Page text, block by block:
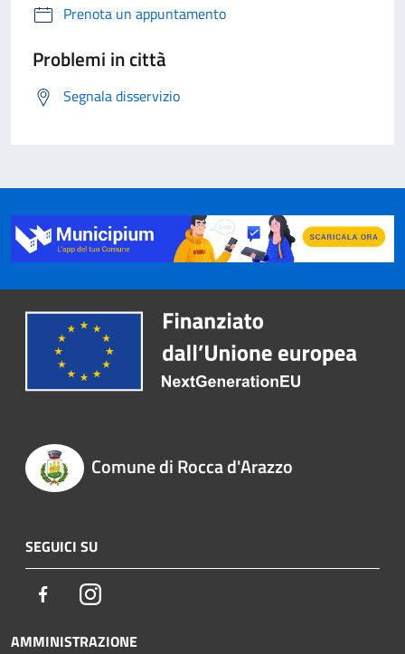
Prenota un appuntamento
Problemi in città
Segnala disservizio
Comune di Rocca d'Arazzo
SEGUICI SU
FacebookInstagram
AMMINISTRAZIONE